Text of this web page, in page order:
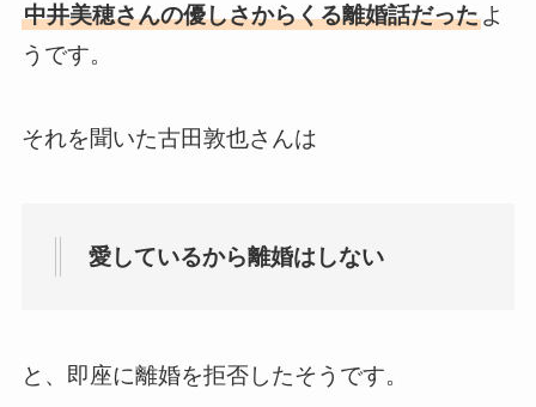
中井美穂さんの優しさからくる離婚話だったよ
うです。
それを聞いた古田敦也さんは
愛しているから離婚はしない
と、即座に離婚を拒否したそうです。